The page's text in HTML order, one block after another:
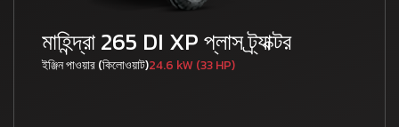
মাহিন্দ্রা 265 DI XP প্লাস ট্র্যাক্টর
ইঞ্জিন পাওয়ার (কিলোওয়াট)24.6 kW (33 HP)